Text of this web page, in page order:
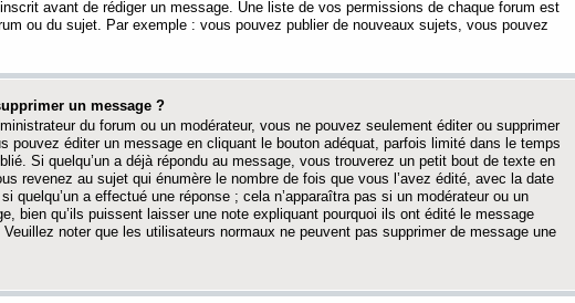
avant de rédiger un message. Une liste de vos permissions de chaque forum est
ou du sujet. Par exemple : vous pouvez publier de nouveaux sujets, vous pouvez
un message ?
du forum ou un modérateur, vous ne pouvez seulement éditer ou supprimer
pouvez éditer un message en cliquant le bouton adéquat, parfois limité dans le temps
Si quelqu’un a déjà répondu au message, vous trouverez un petit bout de texte en
revenez au sujet qui énumère le nombre de fois que vous l’avez édité, avec la date
quelqu’un a effectué une réponse ; cela n’apparaîtra pas si un modérateur ou un
bien qu’ils puissent laisser une note expliquant pourquoi ils ont édité le message
noter que les utilisateurs normaux ne peuvent pas supprimer de message une